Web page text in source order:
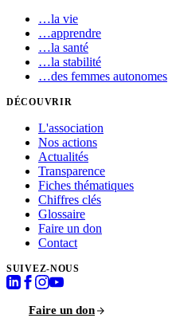
…la vie
…apprendre
…la santé
…la stabilité
…des femmes autonomes
DÉCOUVRIR
L'association
Nos actions
Actualités
Transparence
Fiches thématiques
Chiffres clés
Glossaire
Faire un don
Contact
SUIVEZ-NOUS
Faire un don